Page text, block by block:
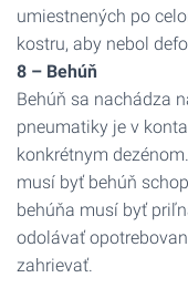
umiestnených po
kostru, aby nebol
8 – Behúň
Behúň sa nachádza
pneumatiky je v
konkrétnym
musí byť behúň
behúňa musí byť
odolávať
zahrievať.